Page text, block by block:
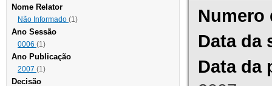
Nome Relator
Não Informado (1)
Ano Sessão
0006 (1)
Ano Publicação
2007 (1)
Decisão
Numero
Data da
Data da